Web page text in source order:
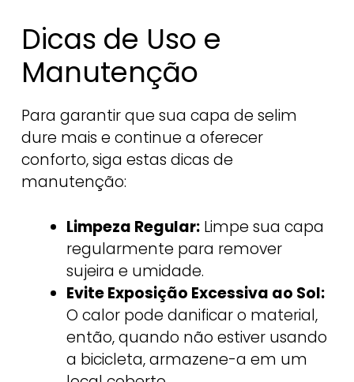
Dicas de Uso e
Manutenção
Para garantir que sua capa de selim
dure mais e continue a oferecer
conforto, siga estas dicas de
manutenção:
Limpeza Regular:Limpe sua capa
regularmente para remover
sujeira e umidade.
Evite Exposição Excessiva ao Sol:
O calor pode danificar o material,
então, quando não estiver usando
a bicicleta, armazene-a em um